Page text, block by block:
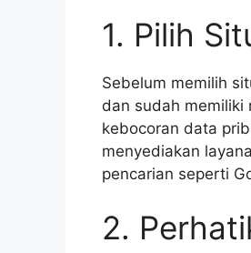
1. Pilih
Sebelum memilih
dan sudah memiliki
kebocoran data
menyediakan
pencarian seperti
2.